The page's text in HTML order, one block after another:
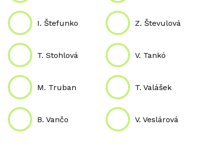
I. Štefunko Z. Števulová
T. Stohlová V. Tankó
M. Truban T. Valášek
B. Vančo V. Veslárová